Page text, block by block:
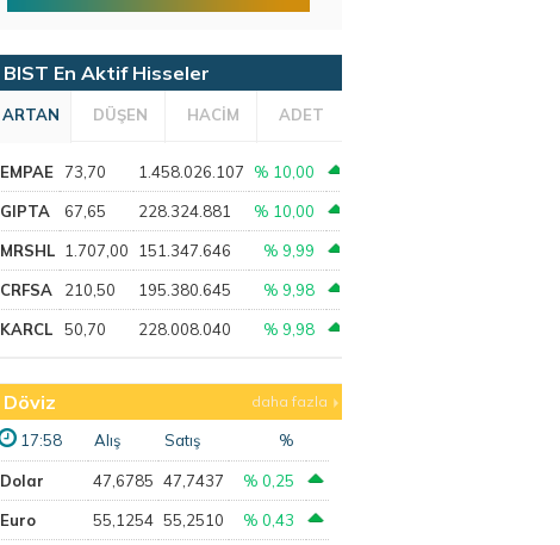
BIST En Aktif Hisseler
ARTAN DÜŞEN HACİM ADET
EMPAE 73,70 1.458.026.107 % 10,00
GIPTA 67,65 228.324.881 % 10,00
MRSHL 1.707,00 151.347.646 % 9,99
CRFSA 210,50 195.380.645 % 9,98
KARCL 50,70 228.008.040 % 9,98
Döviz daha fazla
17:58 Alış Satış %
Dolar 47,6785 47,7437 % 0,25
Euro 55,1254 55,2510 % 0,43